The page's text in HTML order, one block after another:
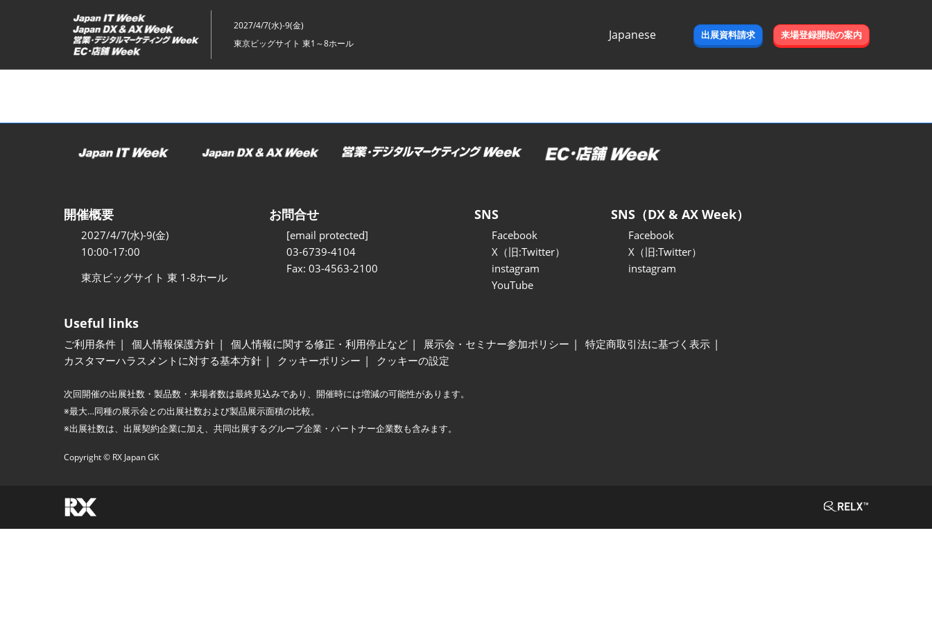
ッ
2027/4/7(水)-9(金)
東京ビッグサイト 東1～8ホール
Japanese
出展資料請求 来場登録開始の案内
開催概要
2027/4/7(水)-9(金)
10:00-17:00
東京ビッグサイト 東 1-8ホール
お問合せ
[email protected]
03-6739-4104
Fax: 03-4563-2100
SNS
Facebook
X（旧:Twitter）
instagram
YouTube
SNS（DX & AX Week）
Facebook
X（旧:Twitter）
instagram
Useful links
ご利用条件 個人情報保護方針 個人情報に関する修正・利用停止など 展示会・セミナー参加ポリシー
特定商取引法に基づく表示
カスタマーハラスメントに対する基本方針
クッキーポリシー クッキーの設定
次回開催の出展社数・製品数・来場者数は最終見込みであり、開催時には増減の可能性があります。
※最大…同種の展示会との出展社数および製品展示面積の比較。
※出展社数は、出展契約企業に加え、共同出展するグループ企業・パートナー企業数も含みます。
Copyright © RX Japan GK